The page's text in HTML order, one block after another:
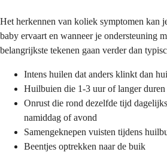
Het herkennen van koliek symptomen kan
baby ervaart en wanneer je ondersteuning
belangrijkste tekenen gaan verder dan
Intens huilen dat anders klinkt dan
Huilbuien die 1-3 uur of langer duren
Onrust die rond dezelfde tijd
namiddag of avond
Samengeknepen vuisten tijdens
Beentjes optrekken naar de buik